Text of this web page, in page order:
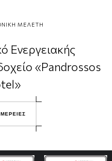
ΜΕΛΕΤΗ
Ενεργειακής
«Pandrossos